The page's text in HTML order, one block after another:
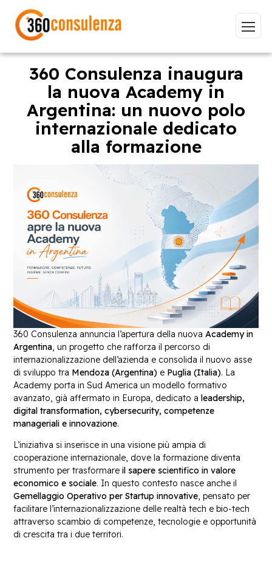
Vai
Bandi ISO 27001
Sviluppo software
Inizia a digitare per visualizzare le pagine consigliate.
360 Consulenza inaugura
la nuova Academy in
Argentina: un nuovo polo
internazionale dedicato
alla formazione
360 Consulenza annuncia l’apertura della nuovaAcademy in
Argentina, un progetto che rafforza il percorso di
internazionalizzazione dell’azienda e consolida il nuovo asse
di sviluppo tra Mendoza (Argentina) e Puglia (Italia). La
Academy porta in Sud America un modello formativo
avanzato, già affermato in Europa, dedicato aleadership,
digital transformation, cybersecurity, competenze
manageriali e innovazione.
L’iniziativa si inserisce in una visione più ampia di
cooperazione internazionale, dove la formazione diventa
strumento per trasformareil sapere scientifico in valore
economico e sociale. In questo contesto nasce anche il
Gemellaggio Operativo per Startup innovative, pensato per
facilitare l’internazionalizzazione delle realtà tech e bio‑tech
attraverso scambio di competenze, tecnologie e opportunità
di crescita tra i due territori.